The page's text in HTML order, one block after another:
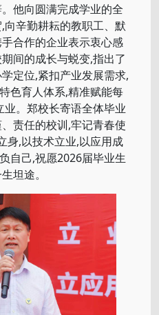
他向圆满完成学业的全
辛勤耕耘的教职工、默
合作的企业表示衷心感
间的成长与蜕变,指出了
定位,紧扣产业发展需求,
色育人体系,精准赋能每
。郑校长寄语全体毕业
责任的校训,牢记青春使
身,以技术立业,以应用成
自己,祝愿2026届毕业生
坦途。